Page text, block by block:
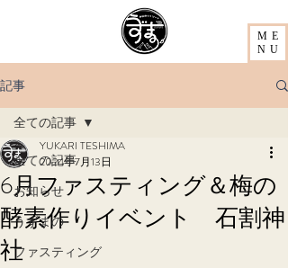
ME
NU
記事
全ての記事
お知らせ
うずまの
ファスティング
全ての記事
6月ファスティング＆梅の
酵素作りイベント 石割神
社
YUKARI TESHIMA
2024年7月13日